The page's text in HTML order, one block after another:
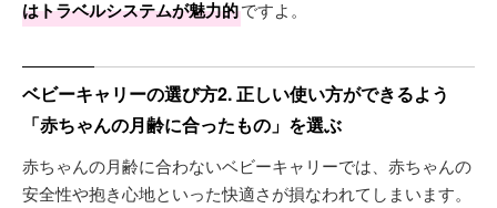
はトラベルシステムが魅力的ですよ。
ベビーキャリーの選び方2. 正しい使い方ができるよう
「赤ちゃんの月齢に合ったもの」を選ぶ
赤ちゃんの月齢に合わないベビーキャリーでは、赤ちゃんの
安全性や抱き心地といった快適さが損なわれてしまいます。